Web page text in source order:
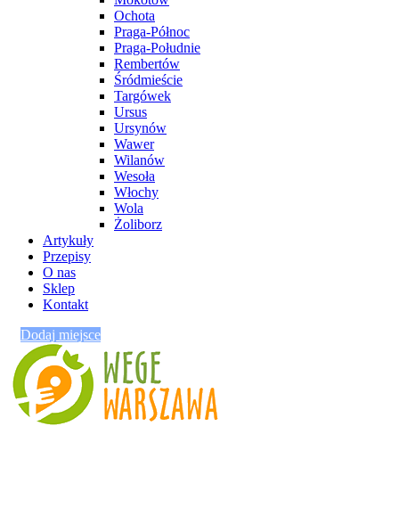
Ochota
Praga-Północ
Praga-Południe
Rembertów
Śródmieście
Targówek
Ursus
Ursynów
Wawer
Wilanów
Wesoła
Włochy
Wola
Żoliborz
Artykuły
Przepisy
O nas
Sklep
Kontakt
Dodaj miejsce